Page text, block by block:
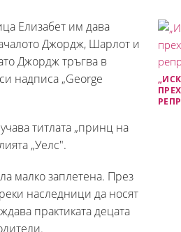
Елизабет им дава
Джордж, Шарлот и
Джордж тръгва в
надписа „George
титлата „принц на
„Уелс".
малко заплетена. През
наследници да носят
практиката децата